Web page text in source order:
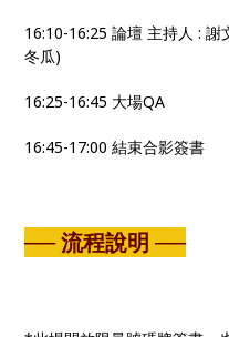
16:10-16:25 論壇 主持人 :
冬瓜)
16:25-16:45 大場QA
16:45-17:00 結束合影簽書
── 流程說明 ──